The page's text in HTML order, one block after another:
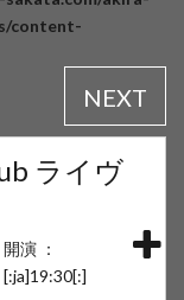
content-
NEXT
ライヴ
開演 ：
[:ja]19:30[:]